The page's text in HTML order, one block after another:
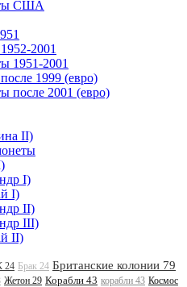
США
2001
1951-2001
1999 (евро)
после 2001 (евро)
II)
I)
I)
II)
III)
II)
24 Брак 24 Британские колонии 79
Жетон 29 Корабли 43 корабли 43 Космос